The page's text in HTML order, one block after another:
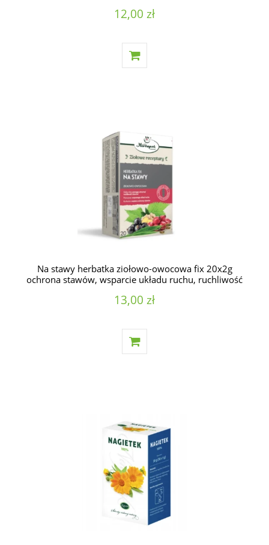
12,00 zł
Na stawy herbatka ziołowo-owocowa fix 20x2g
ochrona stawów, wsparcie układu ruchu, ruchliwość
13,00 zł